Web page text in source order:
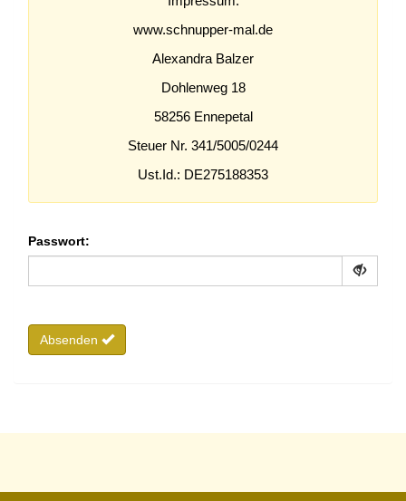
www.schnupper-mal.de
Alexandra Balzer
Dohlenweg 18
58256 Ennepetal
Steuer Nr. 341/5005/0244
Ust.Id.: DE275188353
Passwort:
Absenden